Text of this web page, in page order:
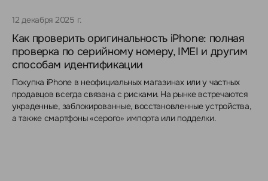
12 декабря 2025 г.
Как проверить оригинальность iPhone: полная
проверка по серийному номеру, IMEI и другим
способам идентификации
Покупка iPhone в неофициальных магазинах или у частных
продавцов всегда связана с рисками. На рынке встречаются
украденные, заблокированные, восстановленные устройства,
а также смартфоны «серого» импорта или подделки.